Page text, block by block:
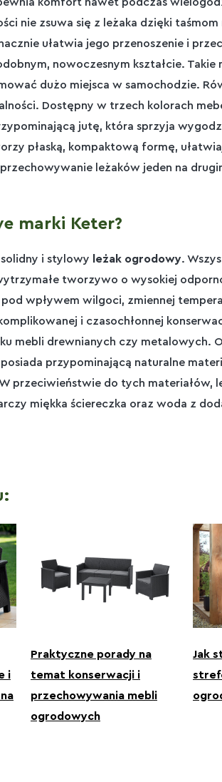
nie zsuwa się z leżaka dzięki
ułatwia jego przenoszenie i
nowoczesnym kształcie. Takie
dużo miejsca w samochodzie.
Dostępny w trzech kolorach
jutę, która sprzyja
płaską, kompaktową formę,
leżaków jeden na
marki Keter?
i stylowy leżak ogrodowy.
tworzywo o wysokiej
wpływem wilgoci, zmiennej
i czasochłonnej
mebli drewnianych czy metalowych.
przypominającą naturalne
przeciwieństwie do tych materiałów,
miękka ściereczka oraz woda z
i
Praktyczne porady na
temat konserwacji i
przechowywania mebli
ogrodowych
Jak